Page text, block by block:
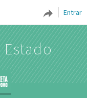
Entrar